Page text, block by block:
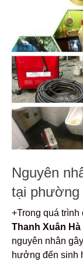
Nguyên
tại phường
+Trong quá trình
Thanh Xuân Hà
nguyên nhân
hưởng đến sinh